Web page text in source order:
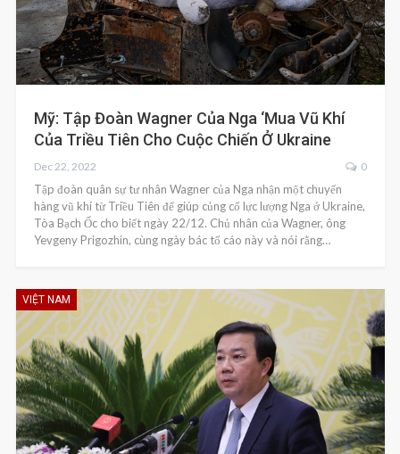
Mỹ: Tập Đoàn Wagner Của Nga ‘mua Vũ Khí
Của Triều Tiên Cho Cuộc Chiến Ở Ukraine
Dec 22, 2022 0
Tập đoàn quân sự tư nhân Wagner của Nga nhận một chuyến
hàng vũ khí từ Triều Tiên để giúp củng cố lực lượng Nga ở Ukraine,
Tòa Bạch Ốc cho biết ngày 22/12. Chủ nhân của Wagner, ông
Yevgeny Prigozhin, cùng ngày bác tố cáo này và nói rằng…
VIỆT NAM